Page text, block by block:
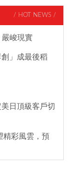
/ HOT NEWS /
峻現實
」成最後稻
日頂級客戶切
精彩風雲，預